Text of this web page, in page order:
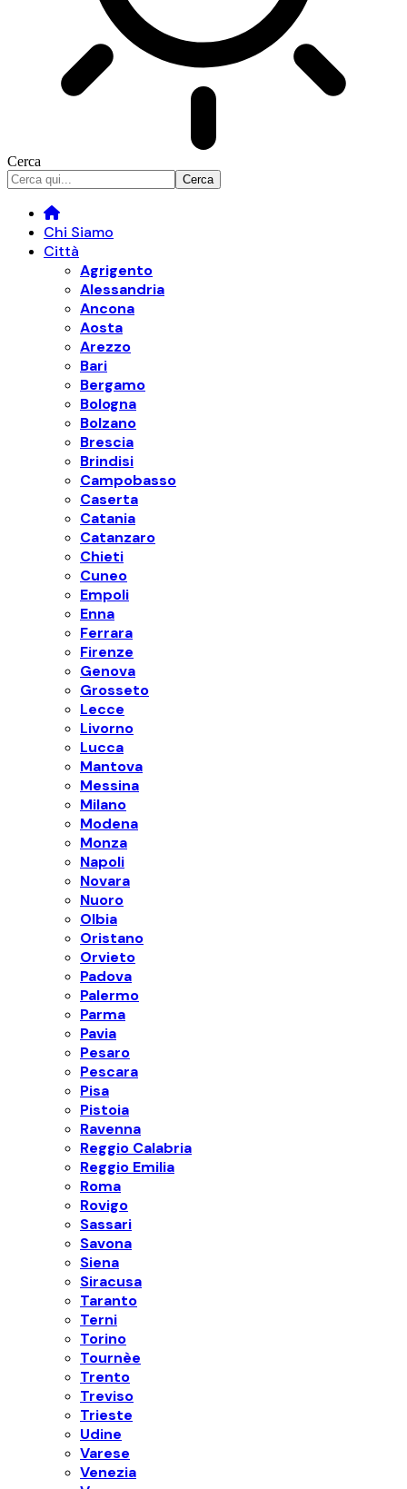
Cerca
Chi Siamo
Città
Agrigento
Alessandria
Ancona
Aosta
Arezzo
Bari
Bergamo
Bologna
Bolzano
Brescia
Brindisi
Campobasso
Caserta
Catania
Catanzaro
Chieti
Cuneo
Empoli
Enna
Ferrara
Firenze
Genova
Grosseto
Lecce
Livorno
Lucca
Mantova
Messina
Milano
Modena
Monza
Napoli
Novara
Nuoro
Olbia
Oristano
Orvieto
Padova
Palermo
Parma
Pavia
Pesaro
Pescara
Pisa
Pistoia
Ravenna
Reggio Calabria
Reggio Emilia
Roma
Rovigo
Sassari
Savona
Siena
Siracusa
Taranto
Terni
Torino
Tournèe
Trento
Treviso
Trieste
Udine
Varese
Venezia